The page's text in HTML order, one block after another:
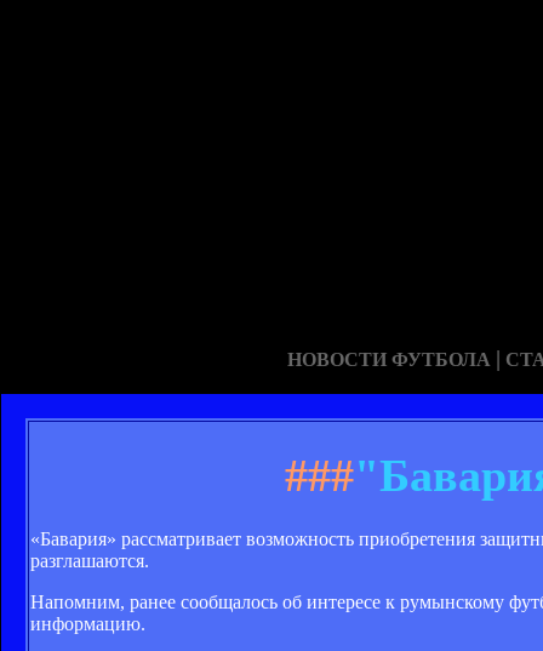
НОВОСТИ ФУТБОЛА |
###
«Бавария» рассматривает возможность приобретения
разглашаются.
Напомним, ранее сообщалось об интересе к румынскому
информацию.